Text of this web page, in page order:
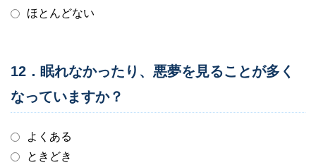
ほとんどない
12．眠れなかったり、悪夢を見ることが多く
なっていますか？
よくある
ときどき